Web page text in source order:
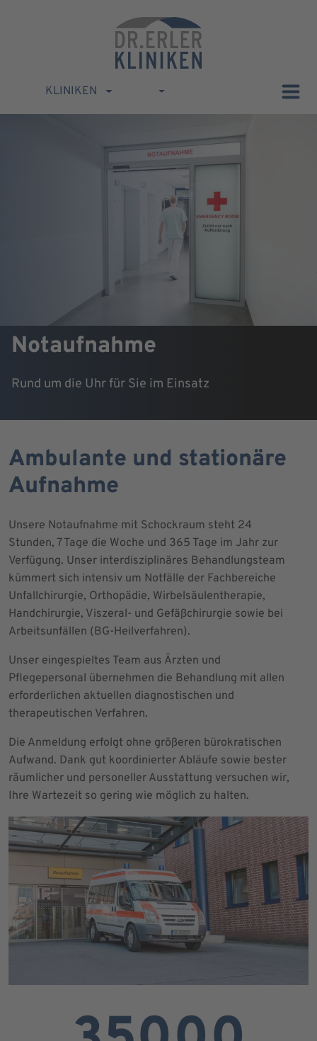
KLINIKEN
Notaufnahme
Rund um die Uhr für Sie im Einsatz
Ambulante und stationäre
Aufnahme
Unsere Notaufnahme mit Schockraum steht 24
Stunden, 7 Tage die Woche und 365 Tage im Jahr zur
Verfügung. Unser interdisziplinäres Behandlungsteam
kümmert sich intensiv um Notfälle der Fachbereiche
Unfallchirurgie, Orthopädie, Wirbelsäulentherapie,
Handchirurgie, Viszeral- und Gefäßchirurgie sowie bei
Arbeitsunfällen (BG-Heilverfahren).
Unser eingespieltes Team aus Ärzten und
Pflegepersonal übernehmen die Behandlung mit allen
erforderlichen aktuellen diagnostischen und
therapeutischen Verfahren.
Die Anmeldung erfolgt ohne größeren bürokratischen
Aufwand. Dank gut koordinierter Abläufe sowie bester
räumlicher und personeller Ausstattung versuchen wir,
Ihre Wartezeit so gering wie möglich zu halten.